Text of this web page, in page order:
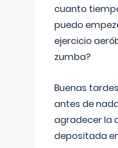
cuanto
puedo
ejercicio
zumba?
Buenas
antes de
agradecer la
depositada